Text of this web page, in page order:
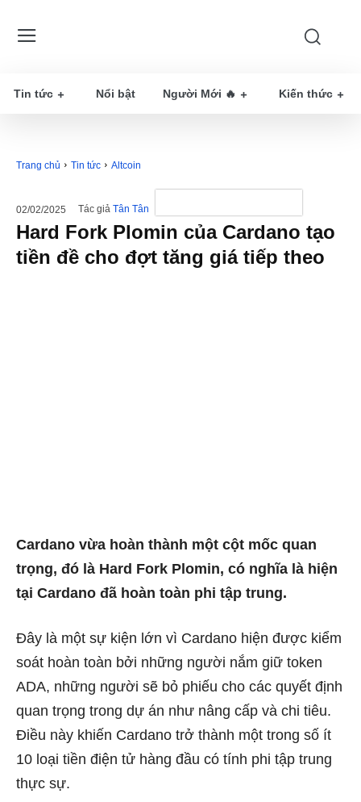
Tin tức Nổi bật Người Mới 🔥 Kiến thức
Trang chủ Tin tức Altcoin
02/02/2025 Tác giả Tân Tân
Hard Fork Plomin của Cardano tạo
tiền đề cho đợt tăng giá tiếp theo
Cardano vừa hoàn thành một cột mốc quan
trọng, đó là Hard Fork Plomin, có nghĩa là hiện
tại Cardano đã hoàn toàn phi tập trung.
Đây là một sự kiện lớn vì Cardano hiện được kiểm
soát hoàn toàn bởi những người nắm giữ token
ADA, những người sẽ bỏ phiếu cho các quyết định
quan trọng trong dự án như nâng cấp và chi tiêu.
Điều này khiến Cardano trở thành một trong số ít
10 loại tiền điện tử hàng đầu có tính phi tập trung
thực sự.